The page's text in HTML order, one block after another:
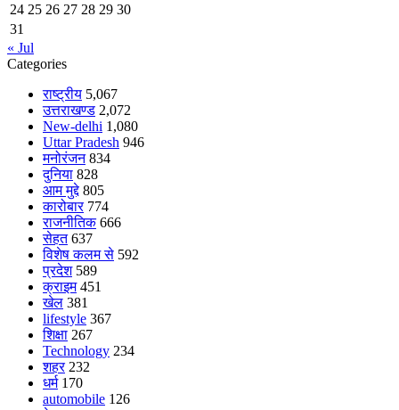
24 25 26 27 28 29 30
31
« Jul
Categories
राष्ट्रीय 5,067
उत्तराखण्ड 2,072
New-delhi 1,080
Uttar Pradesh 946
मनोरंजन 834
दुनिया 828
आम मुद्दे 805
कारोबार 774
राजनीतिक 666
सेहत 637
विशेष कलम से 592
प्रदेश 589
क्राइम 451
खेल 381
lifestyle 367
शिक्षा 267
Technology 234
शहर 232
धर्म 170
automobile 126